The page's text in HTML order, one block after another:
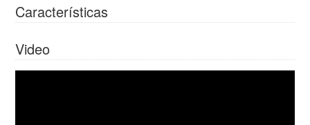
Características
Video